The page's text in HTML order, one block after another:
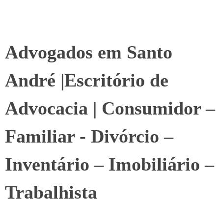
Advogados em Santo
André |Escritório de
Advocacia | Consumidor –
Familiar - Divórcio –
Inventário – Imobiliário –
Trabalhista